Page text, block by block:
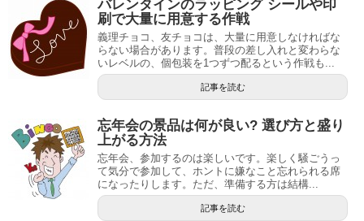
バレンタインのラッピング シールや印
刷で大量に用意する作戦
義理チョコ、友チョコは、大量に用意しなければな
らない場合があります。普段の差し入れと変わらな
いレベルの、個包装を1つずつ配るという作戦も...
記事を読む
忘年会の景品は何が良い? 選び方と盛り
上がる方法
忘年会、参加するのは楽しいです。楽しく騒ごうっ
て気分で参加して、ホントに嫌なこと忘れられる席
になったりします。ただ、準備する方は結構...
記事を読む